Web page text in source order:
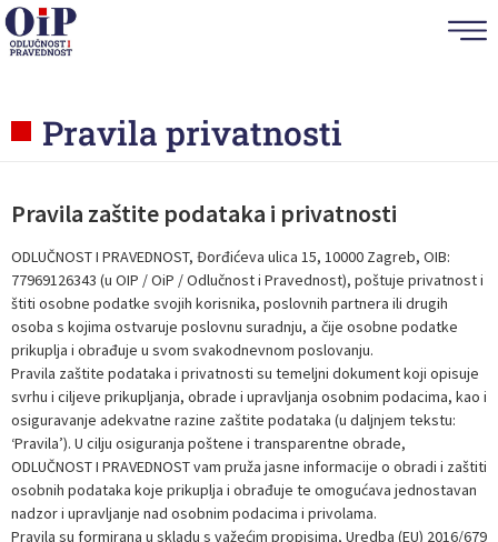
Pravila privatnosti
Pravila zaštite podataka i privatnosti
ODLUČNOST I PRAVEDNOST, Đorđićeva ulica 15, 10000 Zagreb, OIB:
77969126343 (u OIP / OiP / Odlučnost i Pravednost), poštuje privatnost i
štiti osobne podatke svojih korisnika, poslovnih partnera ili drugih
osoba s kojima ostvaruje poslovnu suradnju, a čije osobne podatke
prikuplja i obrađuje u svom svakodnevnom poslovanju.
Pravila zaštite podataka i privatnosti su temeljni dokument koji opisuje
svrhu i ciljeve prikupljanja, obrade i upravljanja osobnim podacima, kao i
osiguravanje adekvatne razine zaštite podataka (u daljnjem tekstu:
‘Pravila’). U cilju osiguranja poštene i transparentne obrade,
ODLUČNOST I PRAVEDNOST vam pruža jasne informacije o obradi i zaštiti
osobnih podataka koje prikuplja i obrađuje te omogućava jednostavan
nadzor i upravljanje nad osobnim podacima i privolama.
Pravila su formirana u skladu s važećim propisima, Uredba (EU) 2016/679